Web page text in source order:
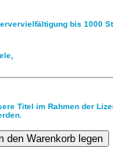
bis 1000
Titel im Rahmen der